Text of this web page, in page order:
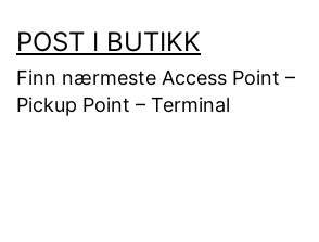
til
innhold
POST I BUTIKK
Finn nærmeste Access Point –
Pickup Point – Terminal